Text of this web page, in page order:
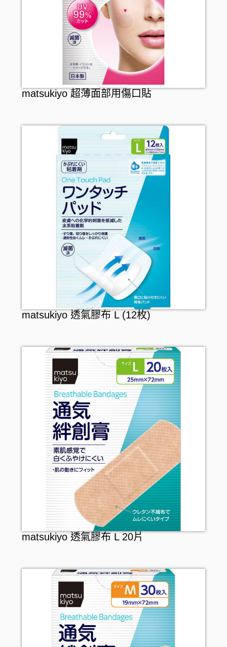
matsukiyo 超薄面部用傷口貼
matsukiyo 透氣膠布 L (12枚)
matsukiyo 透氣膠布 L 20片